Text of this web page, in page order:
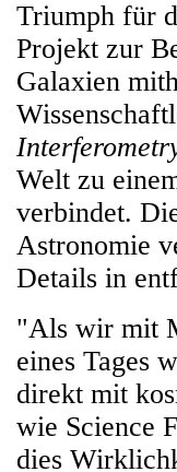
Triumph für
Projekt zur
Galaxien
Welt zu
verbindet.
Astronomie
Details in
"Als wir mit
eines Tages
direkt mit
wie Science
dies